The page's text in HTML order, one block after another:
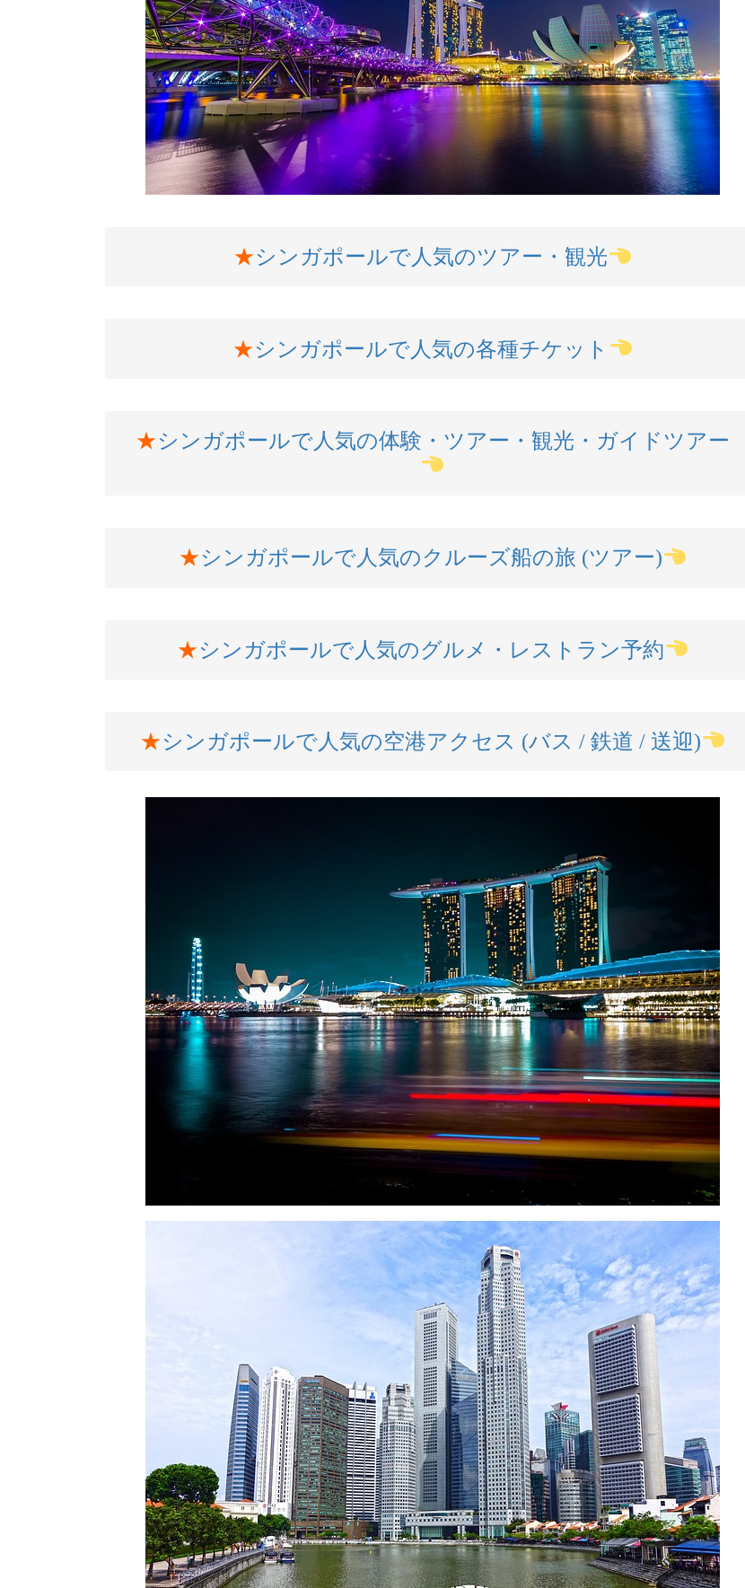
★シンガポールで人気のツアー・観光
★シンガポールで人気の各種チケット
★シンガポールで人気の体験・ツアー・観光・ガイドツアー
★シンガポールで人気のクルーズ船の旅 (ツアー)
★シンガポールで人気のグルメ・レストラン予約
★シンガポールで人気の空港アクセス (バス / 鉄道 / 送迎)